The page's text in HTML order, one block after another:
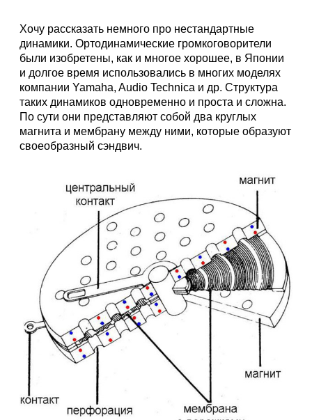
Хочу рассказать немного про нестандартные
динамики. Ортодинамические громкоговорители
были изобретены, как и многое хорошее, в Японии
и долгое время использовались в многих моделях
компании Yamaha, Audio Technica и др. Структура
таких динамиков одновременно и проста и сложна.
По сути они представляют собой два круглых
магнита и мембрану между ними, которые образуют
своеобразный сэндвич.